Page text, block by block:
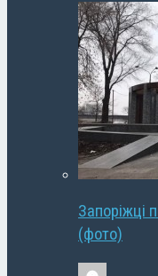
Запоріжці
(фото)